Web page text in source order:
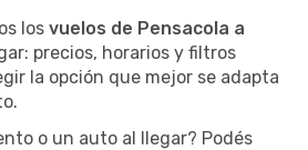
los vuelos de Pensacola a
precios, horarios y filtros
la opción que mejor se adapta
o un auto al llegar? Podés